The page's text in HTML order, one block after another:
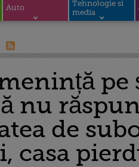
Auto
Tehnologie si
media
pe
nu
de
casa